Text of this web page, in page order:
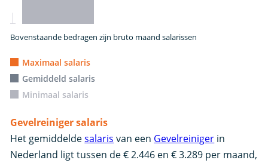
Bovenstaande bedragen zijn bruto maand salarissen
Maximaal salaris
Gemiddeld salaris
Minimaal salaris
Gevelreiniger salaris
Het gemiddeldesalaris van een Gevelreiniger in
Nederland ligt tussen de € 2.446 en € 3.289 per maand,